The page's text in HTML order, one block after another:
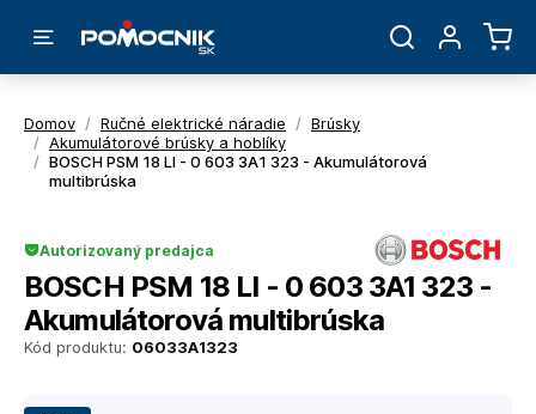
Domov / Ručné elektrické náradie / Brúsky
/ Akumulátorové brúsky a hoblíky
/ BOSCH PSM 18 LI - 0 603 3A1 323 - Akumulátorová
multibrúska
Kód produktu: 06033A1323
Autorizovaný predajca
BOSCH PSM 18 LI - 0 603 3A1 323 -
Akumulátorová multibrúska